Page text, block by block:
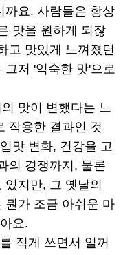
까요. 사람들은 항상
맛을 원하게 되잖
고 맛있게 느껴졌던
그저 '익숙한 맛'으로
맛이 변했다는 느
작용한 결과인 것
맛 변화, 건강을 고
의 경쟁까지. 물론
지만, 그 옛날의
뭔가 조금 아쉬운 마
요.
적게 쓰면서 일꺼